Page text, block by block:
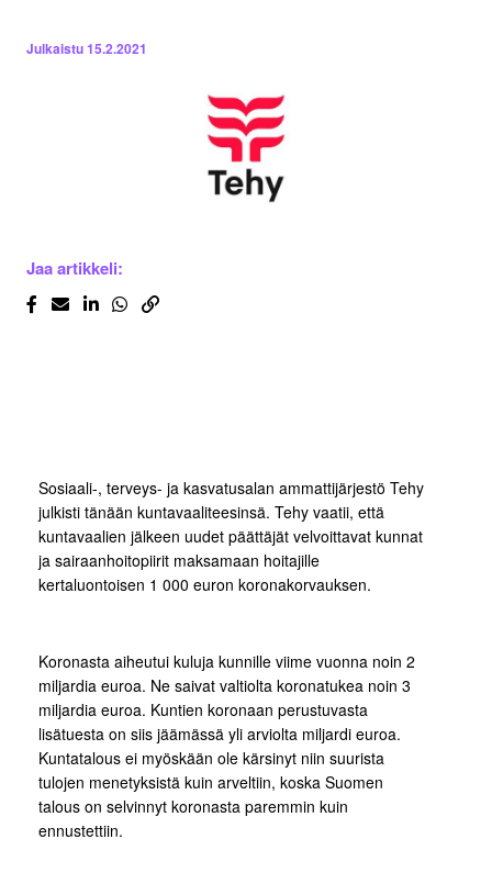
Julkaistu15.2.2021
Jaa artikkeli:
Sosiaali-, terveys- ja kasvatusalan ammattijärjestö Tehy
julkisti tänään kuntavaaliteesinsä. Tehy vaatii, että
kuntavaalien jälkeen uudet päättäjät velvoittavat kunnat
ja sairaanhoitopiirit maksamaan hoitajille
kertaluontoisen 1 000 euron koronakorvauksen.
Koronasta aiheutui kuluja kunnille viime vuonna noin 2
miljardia euroa. Ne saivat valtiolta koronatukea noin 3
miljardia euroa. Kuntien koronaan perustuvasta
lisätuesta on siis jäämässä yli arviolta miljardi euroa.
Kuntatalous ei myöskään ole kärsinyt niin suurista
tulojen menetyksistä kuin arveltiin, koska Suomen
talous on selvinnyt koronasta paremmin kuin
ennustettiin.